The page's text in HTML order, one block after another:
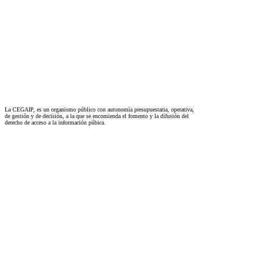
La CEGAIP, es un organismo público con autonomía presupuestaria, operativa,
de gestión y de decisión, a la que se encomienda el fomento y la difusión del
derecho de acceso a la información púbica.